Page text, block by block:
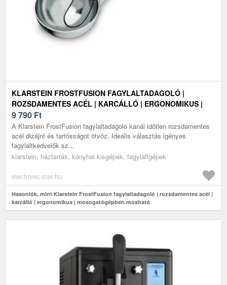
KLARSTEIN FROSTFUSION FAGYLALTADAGOLÓ |
ROZSDAMENTES ACÉL | KARCÁLLÓ | ERGONOMIKUS |
MOSOGATÓGÉPBEN MOSHATÓ
9 790 Ft
A Klarstein FrostFusion fagylaltadagoló kanál időtlen rozsdamentes
acél dizájnt és tartósságot ötvöz. Ideális választás igényes
fagylaltkedvelők sz...
klarstein, háztartás, konyhai kisgépek, fagylaltgépek
electronic-star.hu
Hasonlók, mint Klarstein FrostFusion fagylaltadagoló | rozsdamentes acél |
karcálló | ergonomikus | mosogatógépben mosható